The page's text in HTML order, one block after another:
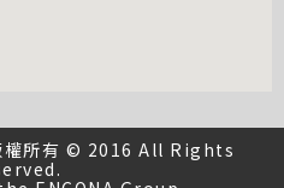
權所有 © 2016 All Rights